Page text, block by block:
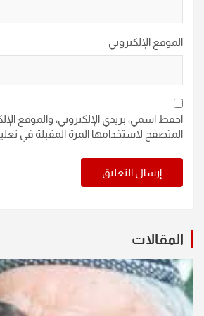
الموقع الإلكتروني
احفظ اسمي، بريدي الإلكتروني، والموقع
المتصفح لاستخدامها المرة المقبلة في
المقالات